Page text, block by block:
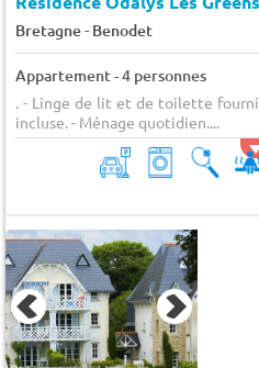
Bretagne- Benodet
Appartement - 4 personnes
. - Linge de lit et de toilette
incluse. - Ménage quotidien....